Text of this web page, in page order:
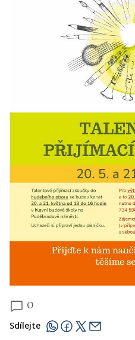
0
Sdílejte